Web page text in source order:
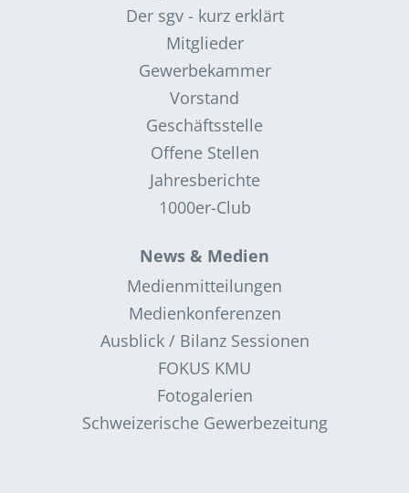
Der sgv - kurz erklärt
Mitglieder
Gewerbekammer
Vorstand
Geschäftsstelle
Offene Stellen
Jahresberichte
1000er-Club
News & Medien
Medienmitteilungen
Medienkonferenzen
Ausblick / Bilanz Sessionen
FOKUS KMU
Fotogalerien
Schweizerische Gewerbezeitung